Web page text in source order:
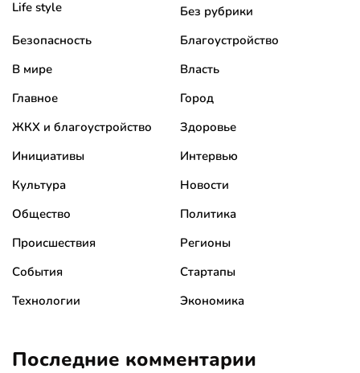
Life style
Без рубрики
Безопасность
Благоустройство
В мире
Власть
Главное
Город
ЖКХ и благоустройство
Здоровье
Инициативы
Интервью
Культура
Новости
Общество
Политика
Происшествия
Регионы
События
Стартапы
Технологии
Экономика
Последние комментарии